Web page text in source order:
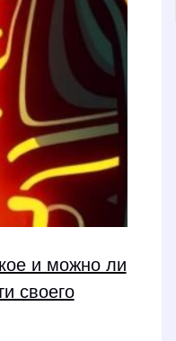
и можно ли
своего